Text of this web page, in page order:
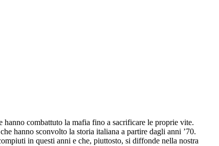
combattuto la mafia fino a sacrificare le proprie vite.
hanno sconvolto la storia italiana a partire dagli anni ’70.
in questi anni e che, piuttosto, si diffonde nella nostra